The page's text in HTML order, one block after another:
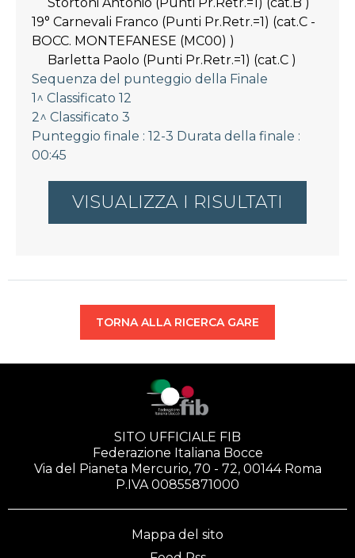
19° Carnevali Franco (Punti Pr.Retr.=1) (cat.C -
BOCC. MONTEFANESE (MC00) )
Barletta Paolo (Punti Pr.Retr.=1) (cat.C )
Sequenza del punteggio della Finale
1^ Classificato 12
2^ Classificato 3
Punteggio finale : 12-3 Durata della finale :
00:45
VISUALIZZA I RISULTATI
TORNA ALLA RICERCA GARE
SITO UFFICIALE FIB
Federazione Italiana Bocce
Via del Pianeta Mercurio, 70 - 72, 00144 Roma
P.IVA 00855871000
Mappa del sito